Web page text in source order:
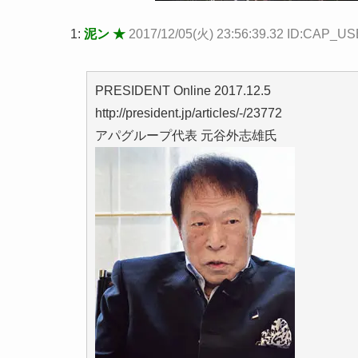
1: 泥ン ★ 2017/12/05(火) 23:56:39.32
PRESIDENT Online 2017.12.5
http://president.jp/articles/-/23772
アパグループ代表 元谷外志雄氏